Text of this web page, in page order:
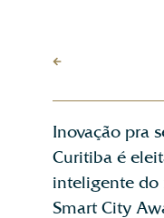
Inovação pra
Curitiba é
inteligente do
Smart City